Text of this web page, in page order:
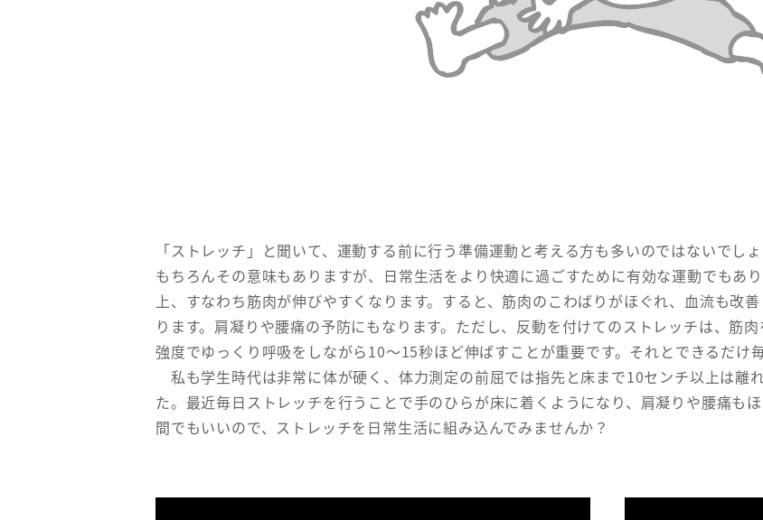
「ストレッチ」と聞いて、運動する前に行う準備運動と考える方も多いのではないでし
もちろんその意味もありますが、日常生活をより快適に過ごすために有効な運動でもあ
上、すなわち筋肉が伸びやすくなります。すると、筋肉のこわばりがほぐれ、血流も改
ります。肩凝りや腰痛の予防にもなります。ただし、反動を付けてのストレッチは、筋
強度でゆっくり呼吸をしながら10～15秒ほど伸ばすことが重要です。それとできるだけ
私も学生時代は非常に体が硬く、体力測定の前屈では指先と床まで10センチ以上は離
た。最近毎日ストレッチを行うことで手のひらが床に着くようになり、肩凝りや腰痛も
間でもいいので、ストレッチを日常生活に組み込んでみませんか？